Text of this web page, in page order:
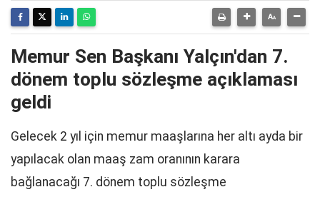
Memur Sen Başkanı Yalçın'dan 7.
dönem toplu sözleşme açıklaması
geldi
Gelecek 2 yıl için memur maaşlarına her altı ayda bir
yapılacak olan maaş zam oranının karara
bağlanacağı 7. dönem toplu sözleşme